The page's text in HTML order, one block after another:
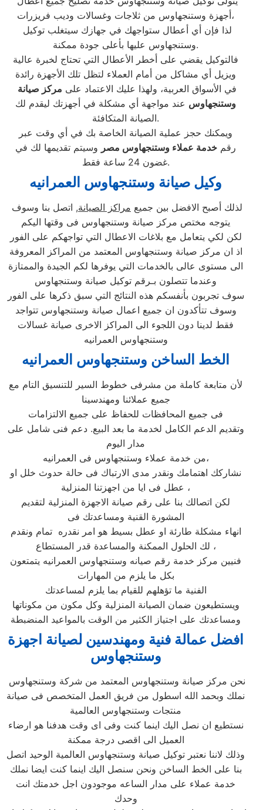
أجهزة وستنجهاوس من ثلاجات وغسالات وديب فريزرات،
وستنجهاوس عليها بأعلى جودة ممكنة.
فالتوكيل يقضي على أخطر الأعطال التي تحتاج لخبرة عالية
ويزيل أي مشاكل من أمام العملاء لتظل تلك الأجهزة رائدة
في الأسواق العربية، ولهذا عليك الاعتماد على مركز صيانة
وستنجهاوس عند مواجهة أي مشكلة في أجهزتك ليقدم لك
الصيانة المتكافئة.
ويمكنك حجز عملية الصيانة الخاصة بك في أي وقت عبر
رقم خدمة عملاء وستنجهاوس مصر وسيتم تقديمها لك في
غضون 24 ساعة فقط.
وكيل صيانة وستنجهاوس العمرانيه
لذلك أصبح الافضل بين جميع مراكز الصيانة, اتصل بنا وسوف
يتوجه مختص مركز صيانة وستنجهاوس فى وقتها اليكم
لكن لكي يتعامل مع بلاغات الاعطال التي تواجهكم على الفور
اذ ان مركز صيانة وستنجهاوس المعتمد من المراكز المعروفة
الى مستوى عالى بالخدمات التي يوفرها لكم الجيدة والممتازة
وعندما تتصلون بـرقم توكيل صيانة وستنجهاوس
سوف تجربون بأنفسكم هذه النتائج التي سبق ذكرها على الفور
وسوف تتأكدون ان جميع اعمال صيانة وستنجهاوس تتواجد
فقط لدينا دون اللجوء الى المراكز الاخرى صيانة غسالات
وستنجهاوس العمرانيه
الخط الساخن وستنجهاوس العمرانيه
لأن متابعة كاملة من مشرفى خطوط السير للتنسيق التام مع
جميع عملائنا ومهندسينا
فى جميع المحافظات للحفاظ على جميع الالتزامات
وتقديم الدعم الكامل لخدمة ما بعد البيع. دعم فنى شامل على
مدار اليوم
من خدمة عملاء وستنجهاوس فى العمرانيه،
نشاركك اهتمامك ونقدر مدى الارتباك فى حالة حدوث خلل او
عطل فى ايا من اجهزتنا المنزلية ،
لكن اتصالك بنا على رقم صيانة الاجهزة المنزلية لتقديم
المشورة القنية ومساعدتك فى
انهاء مشكلة طارئة او عطل بسيط هو امر نقدره تمام ونقدم
لك الحلول الممكنة والمساعدة قدر المستطاع ،
فنيين مركز خدمة رقم صيانه وستنجهاوس العمرانيه يتمتعون
بكل ما يلزم من المهارات
الفنية ما تؤهلهم للقيام بما يلزم لمساعدتك
ويستطيعون ضمان الصيانة المنزلية وكل مكون من مكوناتها
ومساعدتك على اجتياز الكثير من الوقت بالمواعيد المنضبطة
افضل عمالة فنية ومهندسين لصيانة اجهزة
وستنجهاوس
نملك وبحمد الله اسطول من فريق العمل المتخصص فى صيانة
منتجات وستنجهاوس العالمية
نستطيع ان نصل اليك اينما كنت وفى اى وقت هدفنا هو ارضاء
العميل الى اقصى درجة ممكنة
وذلك لاننا نعتبر توكيل صيانة وستنجهاوس العالمية الوحيد اتصل
بنا على الخط الساخن ونحن سنصل اليك اينما كنت ايضا نملك
خدمة عملاء على مدار الساعه موجودون اجل خدمتك انت
وحدك